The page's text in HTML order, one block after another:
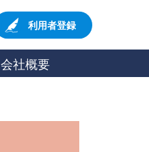
利用者登録
会社概要